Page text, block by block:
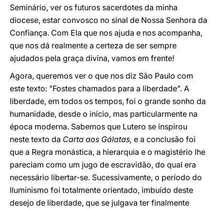
Seminário, ver os futuros sacerdotes da minha
diocese, estar convosco no sinal de Nossa Senhora da
Confiança. Com Ela que nos ajuda e nos acompanha,
que nos dá realmente a certeza de ser sempre
ajudados pela graça divina, vamos em frente!
Agora, queremos ver o que nos diz São Paulo com
este texto: "Fostes chamados para a liberdade". A
liberdade, em todos os tempos, foi o grande sonho da
humanidade, desde o início, mas particularmente na
época moderna. Sabemos que Lutero se inspirou
neste texto da Carta aos Gálatas, e a conclusão foi
que a Regra monástica, a hierarquia e o magistério lhe
pareciam como um jugo de escravidão, do qual era
necessário libertar-se. Sucessivamente, o período do
Iluminismo foi totalmente orientado, imbuído deste
desejo de liberdade, que se julgava ter finalmente